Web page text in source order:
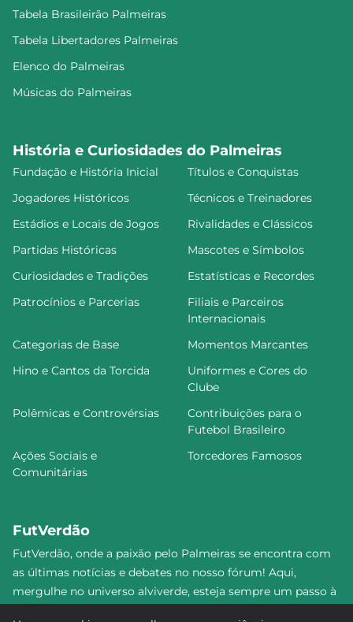
Tabela Brasileirão Palmeiras
Tabela Libertadores Palmeiras
Elenco do Palmeiras
Músicas do Palmeiras
História e Curiosidades do Palmeiras
Fundação e História Inicial
Títulos e Conquistas
Jogadores Históricos
Técnicos e Treinadores
Estádios e Locais de Jogos
Rivalidades e Clássicos
Partidas Históricas
Mascotes e Símbolos
Curiosidades e Tradições
Estatísticas e Recordes
Patrocínios e Parcerias
Filiais e Parceiros
Internacionais
Categorias de Base
Momentos Marcantes
Hino e Cantos da Torcida
Uniformes e Cores do
Clube
Polêmicas e Controvérsias
Contribuições para o
Futebol Brasileiro
Ações Sociais e
Comunitárias
Torcedores Famosos
FutVerdão
FutVerdão, onde a paixão pelo Palmeiras se encontra com
as últimas notícias e debates no nosso fórum! Aqui,
mergulhe no universo alviverde, esteja sempre um passo à